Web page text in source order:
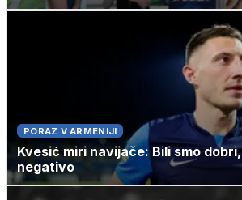
PORAZ V ARMENIJI
Kvesić miri navijače: Bili smo
negativo